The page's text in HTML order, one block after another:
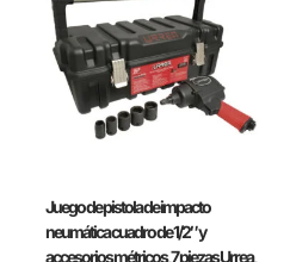
Juego de pistola de impacto
neumática cuadro de 1/2″ y
accesorios métricos,7 piezas Urrea,